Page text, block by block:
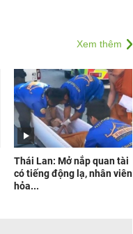
Xem thêm
Thái Lan: Mở nắp quan tài
có tiếng động lạ, nhân viên
hỏa...